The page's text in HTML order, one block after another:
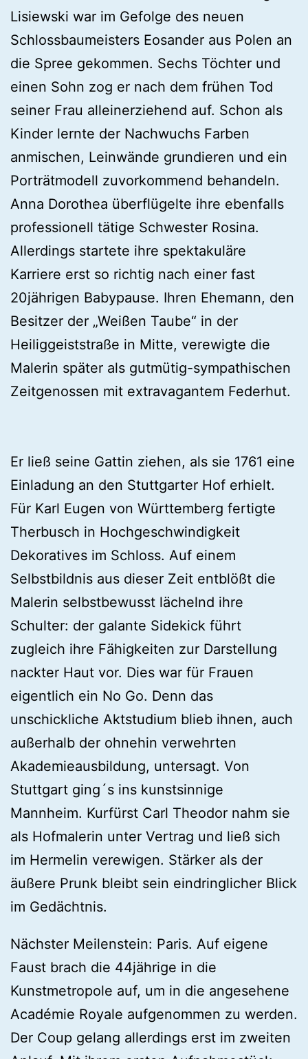
Lisiewski war im Gefolge des neuen
Schlossbaumeisters Eosander aus Polen an
die Spree gekommen. Sechs Töchter und
einen Sohn zog er nach dem frühen Tod
seiner Frau alleinerziehend auf. Schon als
Kinder lernte der Nachwuchs Farben
anmischen, Leinwände grundieren und ein
Porträtmodell zuvorkommend behandeln.
Anna Dorothea überflügelte ihre ebenfalls
professionell tätige Schwester Rosina.
Allerdings startete ihre spektakuläre
Karriere erst so richtig nach einer fast
20jährigen Babypause. Ihren Ehemann, den
Besitzer der „Weißen Taube“ in der
Heiliggeiststraße in Mitte, verewigte die
Malerin später als gutmütig-sympathischen
Zeitgenossen mit extravagantem Federhut.
Er ließ seine Gattin ziehen, als sie 1761 eine
Einladung an den Stuttgarter Hof erhielt.
Für Karl Eugen von Württemberg fertigte
Therbusch in Hochgeschwindigkeit
Dekoratives im Schloss. Auf einem
Selbstbildnis aus dieser Zeit entblößt die
Malerin selbstbewusst lächelnd ihre
Schulter: der galante Sidekick führt
zugleich ihre Fähigkeiten zur Darstellung
nackter Haut vor. Dies war für Frauen
eigentlich ein No Go. Denn das
unschickliche Aktstudium blieb ihnen, auch
außerhalb der ohnehin verwehrten
Akademieausbildung, untersagt. Von
Stuttgart ging´s ins kunstsinnige
Mannheim. Kurfürst Carl Theodor nahm sie
als Hofmalerin unter Vertrag und ließ sich
im Hermelin verewigen. Stärker als der
äußere Prunk bleibt sein eindringlicher Blick
im Gedächtnis.
Nächster Meilenstein: Paris. Auf eigene
Faust brach die 44jährige in die
Kunstmetropole auf, um in die angesehene
Académie Royale aufgenommen zu werden.
Der Coup gelang allerdings erst im zweiten